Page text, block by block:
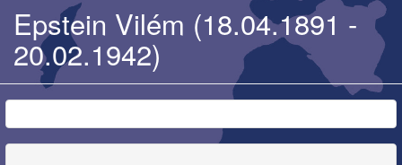
Epstein Vilém (18.04.1891 -
20.02.1942)